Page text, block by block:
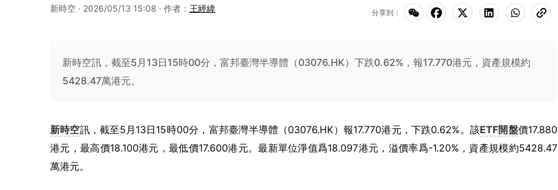
新時空 · 2026/05/13 15:08 · 作者： 王經緯 分享到：
新時空訊，截至5月13日15時00分，富邦臺灣半導體（03076.HK）下跌0.62%，報17.770港元，資產規模約
5428.47萬港元。
新時空訊，截至5月13日15時00分，富邦臺灣半導體（03076.HK）報17.770港元，下跌0.62%。該ETF開盤價17.880
港元，最高價18.100港元，最低價17.600港元。最新單位淨值爲18.097港元，溢價率爲-1.20%，資產規模約5428.47
萬港元。